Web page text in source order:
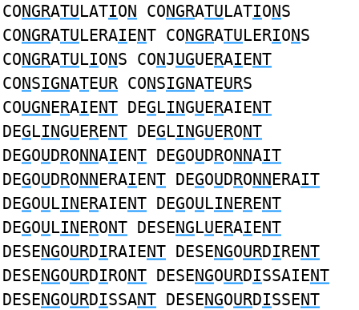
CONGRATULATION CONGRATULATIONS
CONGRATULERAIENT CONGRATULERIONS
CONGRATULIONS CONJUGUERAIENT
CONSIGNATEUR CONSIGNATEURS
COUGNERAIENT DEGLINGUERAIENT
DEGLINGUERENT DEGLINGUERONT
DEGOUDRONNAIENT DEGOUDRONNAIT
DEGOUDRONNERAIENT DEGOUDRONNERAIT
DEGOULINERAIENT DEGOULINERENT
DEGOULINERONT DESENGLUERAIENT
DESENGOURDIRAIENT DESENGOURDIRENT
DESENGOURDIRONT DESENGOURDISSAIENT
DESENGOURDISSANT DESENGOURDISSENT